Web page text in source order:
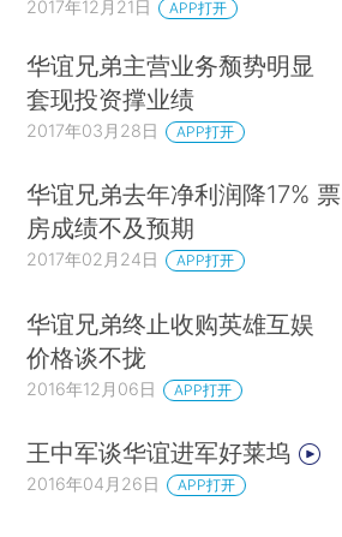
2017年12月21日 APP打开
华谊兄弟主营业务颓势明显
套现投资撑业绩
2017年03月28日 APP打开
华谊兄弟去年净利润降17% 票
房成绩不及预期
2017年02月24日 APP打开
华谊兄弟终止收购英雄互娱
价格谈不拢
2016年12月06日 APP打开
王中军谈华谊进军好莱坞
2016年04月26日 APP打开